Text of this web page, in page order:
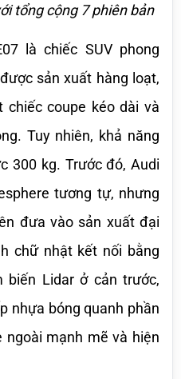
tổng cộng 7 phiên bản
là chiếc SUV phong
sản xuất hàng loạt,
chiếc coupe kéo dài và
Tuy nhiên, khả năng
300 kg. Trước đó, Audi
tương tự, nhưng
đưa vào sản xuất đại
chữ nhật kết nối bằng
biến Lidar ở cản trước,
nhựa bóng quanh phần
mạnh mẽ và hiện